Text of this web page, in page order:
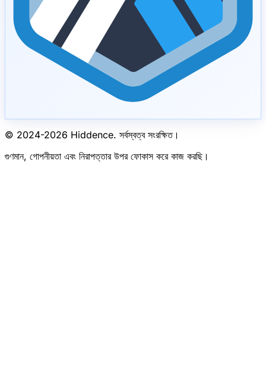
© 2024-2026 Hiddence. সর্বস্বত্ব সংরক্ষিত।
গুণমান, গোপনীয়তা এবং নিরাপত্তার উপর ফোকাস করে কাজ করছি।